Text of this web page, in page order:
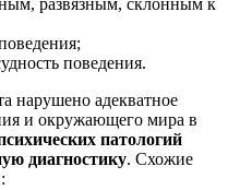
развязным, склонным к
поведения.
нарушено адекватное
и окружающего мира в
патологий
диагностику. Схожие